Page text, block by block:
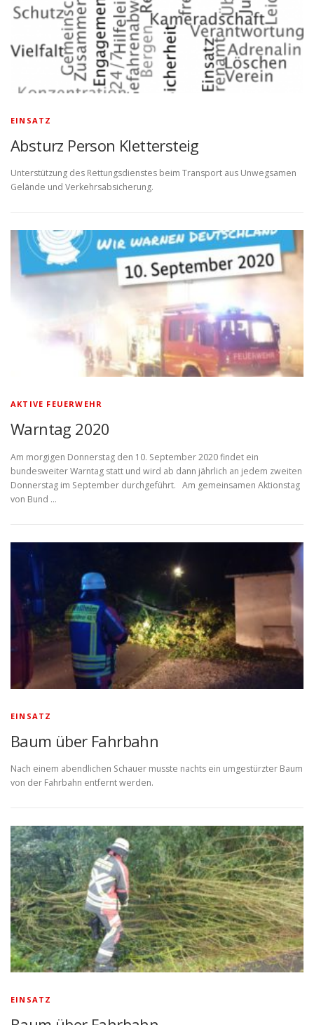
EINSATZ
Absturz Person Klettersteig
Unterstützung des Rettungsdienstes beim Transport aus Unwegsamen
Gelände und Verkehrsabsicherung.
AKTIVE FEUERWEHR
Warntag 2020
Am morgigen Donnerstag den 10. September 2020 findet ein
bundesweiter Warntag statt und wird ab dann jährlich an jedem zweiten
Donnerstag im September durchgeführt. Am gemeinsamen Aktionstag
von Bund …
EINSATZ
Baum über Fahrbahn
Nach einem abendlichen Schauer musste nachts ein umgestürzter Baum
von der Fahrbahn entfernt werden.
EINSATZ